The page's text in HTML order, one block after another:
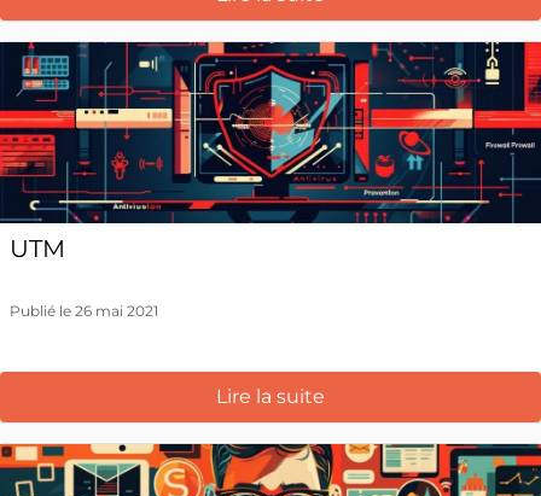
UTM
Publié le 26 mai 2021
Lire la suite